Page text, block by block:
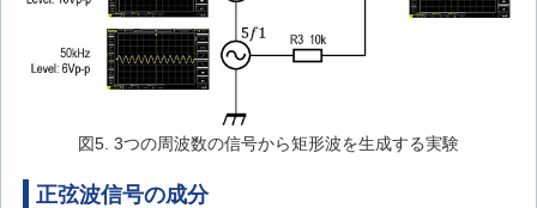
図5. 3つの周波数の信号から矩形波を生成する実験
正弦波信号の成分